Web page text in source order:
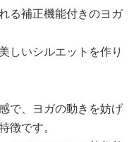
る補正機能付きのヨガ
しいシルエットを作り
で、ヨガの動きを妨げ
徴です。